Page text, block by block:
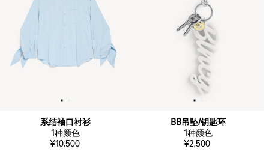
系结袖口衬衫
1种颜色
¥10,500
BB吊坠/钥匙环
1种颜色
¥2,500